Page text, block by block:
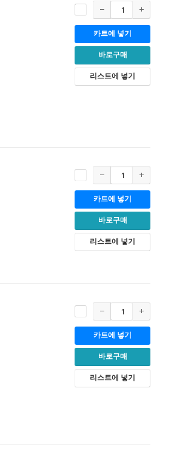
카트에 넣기
바로구매
리스트에 넣기
카트에 넣기
바로구매
리스트에 넣기
카트에 넣기
바로구매
리스트에 넣기